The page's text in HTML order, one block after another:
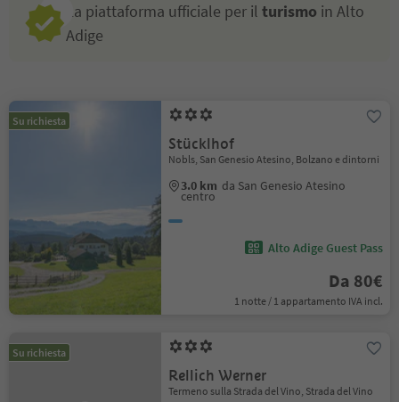
La piattaforma ufficiale per il turismo in Alto
Adige
Su richiesta
Stücklhof
Nobls, San Genesio Atesino, Bolzano e dintorni
3.0 km da San Genesio Atesino
centro
Alto Adige Guest Pass
Da 80€
1 notte / 1 appartamento IVA incl.
Su richiesta
Rellich Werner
Termeno sulla Strada del Vino, Strada del Vino